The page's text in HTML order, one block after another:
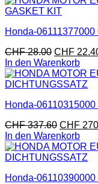
Honda-
CHF28.00 CHF
In den Warenkorb
Honda-
CHF337.60 CHF
In den Warenkorb
Honda-